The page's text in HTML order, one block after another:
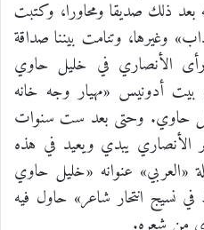
بعد ذلك صديقا ومحاورا، وكتبت
وغيرها، وتنامت بيننا صداقة
الأنصاري في خليل حاوي
أدونيس «مهيار وجه خانه
حاوي. وحتى بعد ست سنوات
الأنصاري يبدي ويعيد في هذه
«العربي» عنوانه «خليل حاوي
نسيج انتحار شاعر» حاول فيه